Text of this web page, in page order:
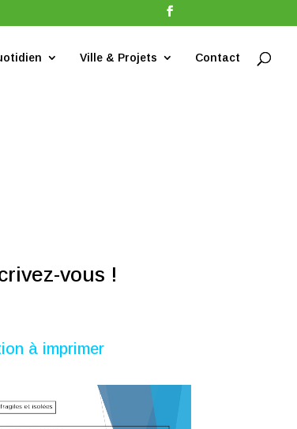
Ville & Projets Contact
vous !
à imprimer